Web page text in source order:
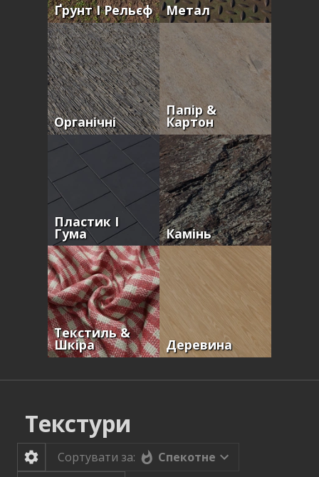
Ґрунт І Рельєф Метал
Органічні
Папір &
Картон
Пластик І
Гума Камінь
Текстиль &
Шкіра Деревина
Текстури
Сортувати за:
Спекотне